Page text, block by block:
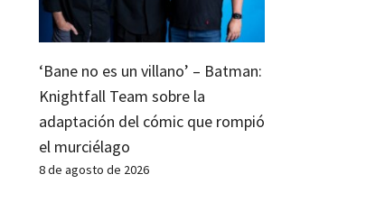
‘Bane no es un villano’ – Batman:
Knightfall Team sobre la
adaptación del cómic que rompió
el murciélago
8 de agosto de 2026